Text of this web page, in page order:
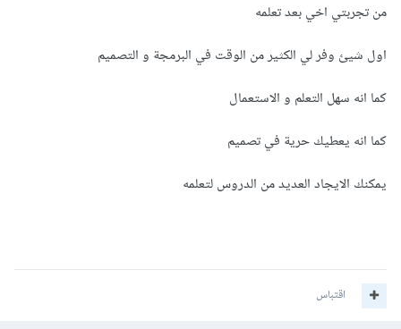
من تجربتي اخي بعد تعلمه
اول شيئ وفر لي الكثير من الوقت في البرمجة و التصميم
كما انه سهل التعلم و الاستعمال
كما انه يعطيك حرية في تصميم
يمكنك الايجاد العديد من الدروس لتعلمه
اقتباس